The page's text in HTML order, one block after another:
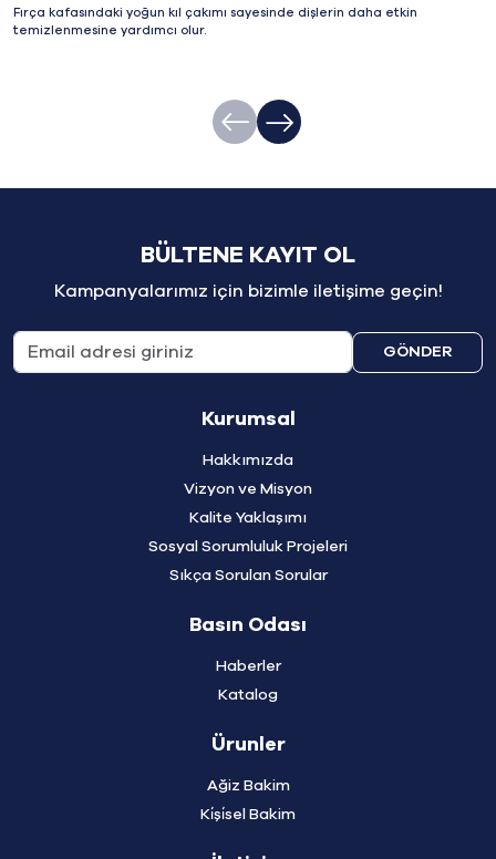
Fırça kafasındaki yoğun kıl çakımı sayesinde dişlerin daha etkin
temizlenmesine yardımcı olur.
BÜLTENE KAYIT OL
Kampanyalarımız için bizimle iletişime geçin!
GÖNDER
Kurumsal
Hakkımızda
Vizyon ve Misyon
Kalite Yaklaşımı
Sosyal Sorumluluk Projeleri
Sıkça Sorulan Sorular
Basın Odası
Haberler
Katalog
Ürunler
Ağiz Bakim
Ki̇şi̇sel Bakim